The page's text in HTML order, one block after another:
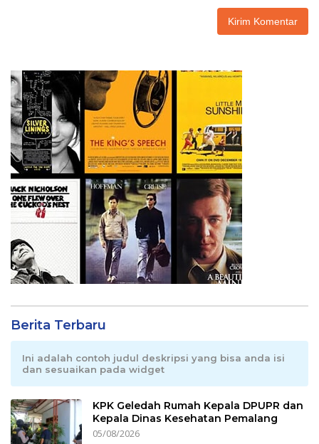
Berita Terbaru
Ini adalah contoh judul deskripsi yang bisa anda isi
dan sesuaikan pada widget
KPK Geledah Rumah Kepala DPUPR dan
Kepala Dinas Kesehatan Pemalang
05/08/2026